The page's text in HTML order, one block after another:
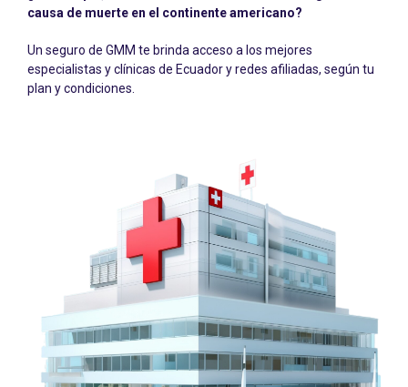
causa de muerte en el continente americano?
Un seguro de GMM te brinda acceso a los mejores
especialistas y clínicas de Ecuador y redes afiliadas, según tu
plan y condiciones.